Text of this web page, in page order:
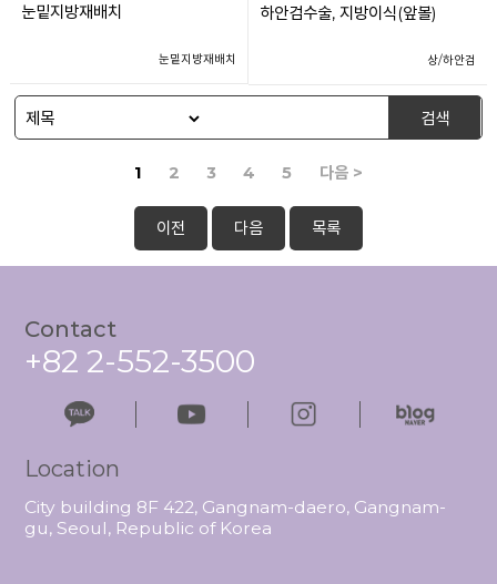
눈밑지방재배치
눈밑지방재배치
하안검수술, 지방이식(앞볼)
상/하안검
검색
1 2 3 4 5 다음 >
이전 다음 목록
Contact
+82 2-552-3500
Location
City building 8F 422, Gangnam-daero, Gangnam-
gu, Seoul, Republic of Korea